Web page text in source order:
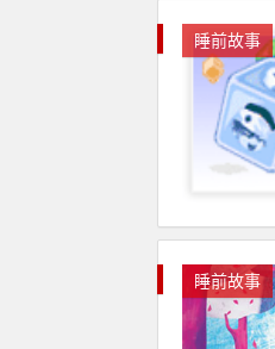
睡前故事
睡前故事